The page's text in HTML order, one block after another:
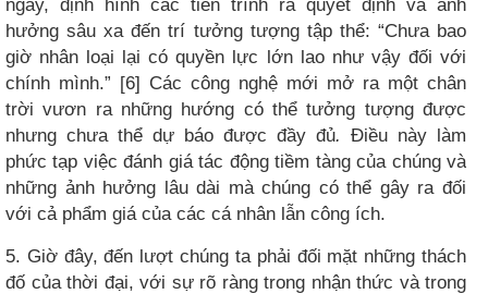
ngày, định hình các tiến trình ra quyết định và ảnh
hưởng sâu xa đến trí tưởng tượng tập thể: “Chưa bao
giờ nhân loại lại có quyền lực lớn lao như vậy đối với
chính mình.” [6] Các công nghệ mới mở ra một chân
trời vươn ra những hướng có thể tưởng tượng được
nhưng chưa thể dự báo được đầy đủ. Điều này làm
phức tạp việc đánh giá tác động tiềm tàng của chúng và
những ảnh hưởng lâu dài mà chúng có thể gây ra đối
với cả phẩm giá của các cá nhân lẫn công ích.
5. Giờ đây, đến lượt chúng ta phải đối mặt những thách
đố của thời đại, với sự rõ ràng trong nhận thức và trong